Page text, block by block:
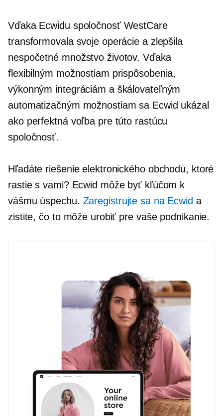
Vďaka Ecwidu spoločnosť WestCare
transformovala svoje operácie a zlepšila
nespočetné množstvo životov. Vďaka
flexibilným možnostiam prispôsobenia,
výkonným integráciám a škálovateľným
automatizačným možnostiam sa Ecwid ukázal
ako perfektná voľba pre túto rastúcu
spoločnosť.
Hľadáte riešenie elektronického obchodu, ktoré
rastie s vami? Ecwid môže byť kľúčom k
vášmu úspechu. Zaregistrujte sa na Ecwid a
zistite, čo to môže urobiť pre vaše podnikanie.